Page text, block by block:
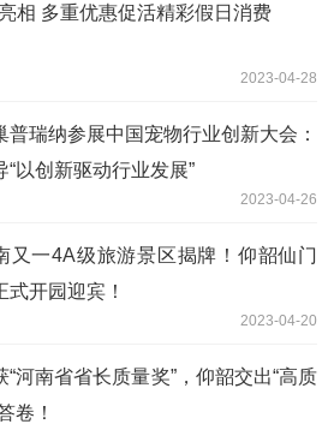
相 多重优惠促活精彩假日消费
2023-04-28
普瑞纳参展中国宠物行业创新大会：
“以创新驱动行业发展”
2023-04-26
又一4A级旅游景区揭牌！仰韶仙门
式开园迎宾！
2023-04-20
“河南省省长质量奖”，仰韶交出“高质
卷！